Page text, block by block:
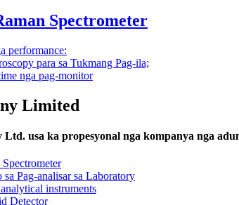
Spectrometer
performance:
para sa Tukmang Pag-ila;
nga pag-monitor
Limited
usa ka propesyonal nga kompanya nga
Pag-analisar sa Laboratory
instruments
Detector